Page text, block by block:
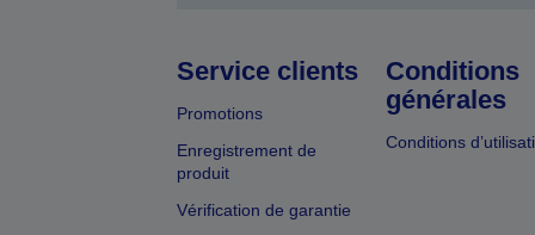
Service clients
Promotions
Enregistrement de
produit
Vérification de garantie
Conditions
générales
Conditions